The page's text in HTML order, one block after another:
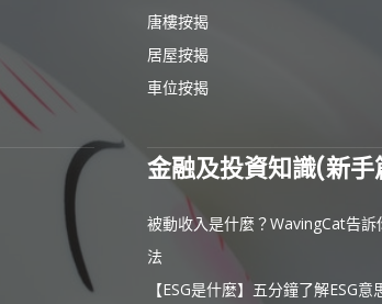
唐樓按揭
居屋按揭
車位按揭
金融及投資知識(新手
被動收入是什麼？WavingCat告
法
【ESG是什麼】五分鐘了解ESG